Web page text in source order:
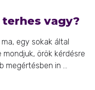
vagy?
egy sokak által
örök kérdésre
megértésben in ...